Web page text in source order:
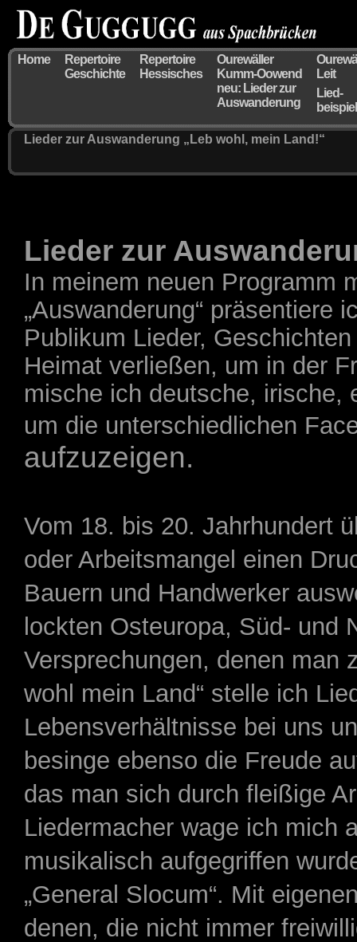
Home
Repertoire
Geschichte
Repertoire
Hessisches
Ourewäller
Kumm-Oowend
neu: Lieder zur
Auswanderung
Leit
Lied-
Lieder zur Auswanderung „Leb wohl, mein Land!“
Lieder zur
In meinem neuen Programm
„Auswanderung“ präsentiere
Publikum Lieder,
Heimat verließen, um in der
mische ich deutsche, irische,
um die unterschiedlichen
aufzuzeigen.
Vom 18. bis 20. Jahrhundert
oder Arbeitsmangel einen
Bauern und Handwerker
lockten Osteuropa, Süd- und
Versprechungen, denen man
wohl mein Land“ stelle ich
Lebensverhältnisse bei uns
besinge ebenso die Freude
das man sich durch fleißige
Liedermacher wage ich mich
musikalisch aufgegriffen
„General Slocum“. Mit
denen, die nicht immer